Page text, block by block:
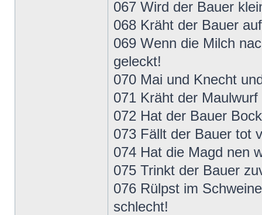
067 Wird der Bauer
068 Kräht der Bauer
069 Wenn die Milch
geleckt!
070 Mai und Knecht
071 Kräht der
072 Hat der Bauer
073 Fällt der Bauer tot
074 Hat die Magd nen
075 Trinkt der Bauer
076 Rülpst im
schlecht!